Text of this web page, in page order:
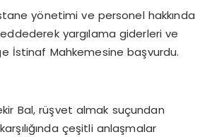
yönetimi ve personel hakkında
yargılama giderleri ve
İstinaf Mahkemesine başvurdu.
Bal, rüşvet almak suçundan
çeşitli anlaşmalar